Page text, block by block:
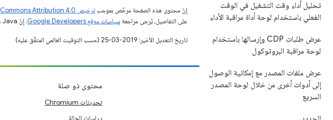
تحليل أداء وقت التشغيل في الوقت
الفعلي باستخدام لوحة أداة مراقبة الأداء
عرض طلبات CDP وإرسالها باستخدام
لوحة مراقبة البروتوكول
عرض ملفات المصدر مع إمكانية الوصول
إلى أدوات أخرى من خلال لوحة المصدر
السريع
إنّ محتوى هذه الصفحة مرخّص بموجبترخيص Creative Commons Attribution 4.0‏
على التفاصيل، يُرجى مراجعة سياسات موقع Google Developers‏ . إنّ Java هي علامة تجارية مسجَّلة لشركة Oracle و/أو شركائها التابعين.
تاريخ التعديل الأخير: 2019-03-25 (حسب التوقيت العالمي المتفَّق عليه)
مساهمة
الإبلاغ عن خطأ
الاطّلاع على المشاكل المفتوحة
محتوى ذو صلة
تحديثات Chromium
دراسات الحالة